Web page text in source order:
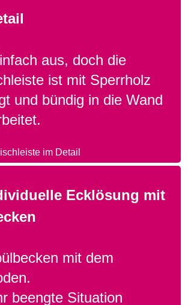
aus, doch die
ist mit Sperrholz
und bündig in die Wand
Ecklösung mit
mit dem
beengte Situation